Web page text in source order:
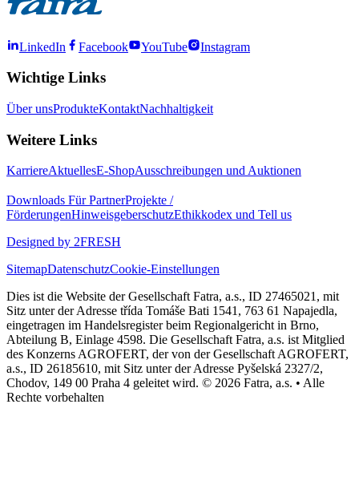
LinkedIn Facebook YouTube Instagram
Wichtige Links
Über unsProdukteKontaktNachhaltigkeit
Weitere Links
KarriereAktuellesE-ShopAusschreibungen und Auktionen
Downloads Für PartnerProjekte /
FörderungenHinweisgeberschutzEthikkodex und Tell us
Designed by 2FRESH
SitemapDatenschutzCookie-Einstellungen
Dies ist die Website der Gesellschaft Fatra, a.s., ID 27465021, mit
Sitz unter der Adresse třída Tomáše Bati 1541, 763 61 Napajedla,
eingetragen im Handelsregister beim Regionalgericht in Brno,
Abteilung B, Einlage 4598. Die Gesellschaft Fatra, a.s. ist Mitglied
des Konzerns AGROFERT, der von der Gesellschaft AGROFERT,
a.s., ID 26185610, mit Sitz unter der Adresse Pyšelská 2327/2,
Chodov, 149 00 Praha 4 geleitet wird. © 2026 Fatra, a.s. • Alle
Rechte vorbehalten